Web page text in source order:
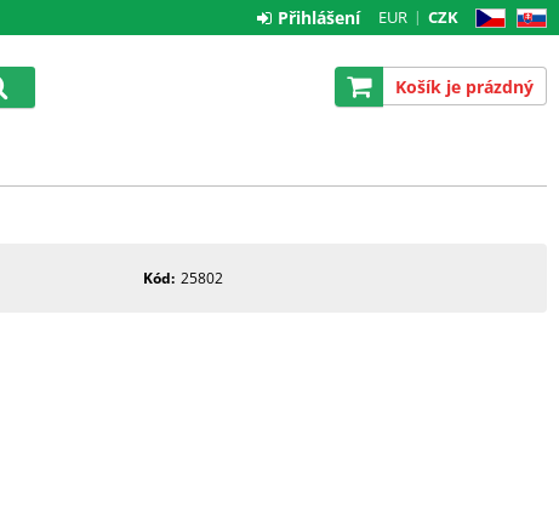
CZ SK
EUR CZK
Přihlášení
Košík je prázdný
Kód 25802